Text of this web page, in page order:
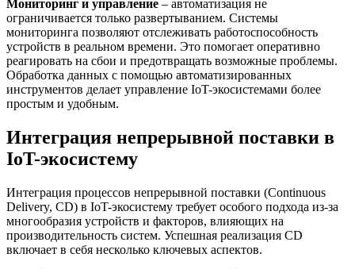
Мониторинг и управление – автоматизация не
ограничивается только развертыванием. Системы
мониторинга позволяют отслеживать работоспособность
устройств в реальном времени. Это помогает оперативно
реагировать на сбои и предотвращать возможные проблемы.
Обработка данных с помощью автоматизированных
инструментов делает управление IoT-экосистемами более
простым и удобным.
Интеграция непрерывной поставки в
IoT-экосистему
Интеграция процессов непрерывной поставки (Continuous
Delivery, CD) в IoT-экосистему требует особого подхода из-за
многообразия устройств и факторов, влияющих на
производительность систем. Успешная реализация CD
включает в себя несколько ключевых аспектов.